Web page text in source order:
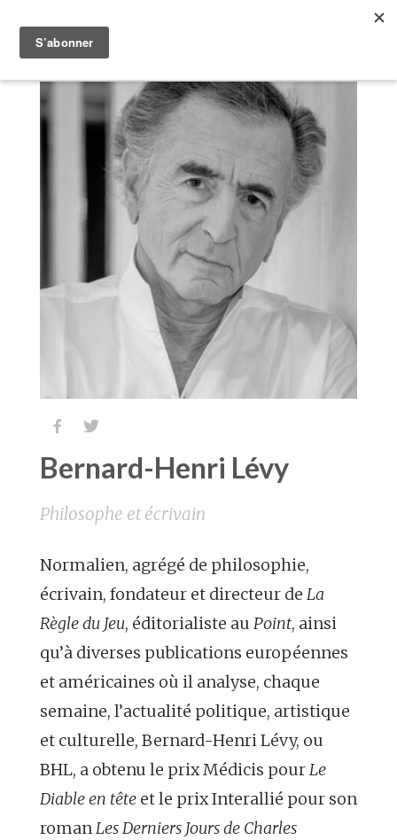
 
Bernard-Henri Lévy
Philosophe et écrivain
Normalien, agrégé de philosophie,
écrivain, fondateur et directeur de La
Règle du Jeu, éditorialiste au Point, ainsi
qu’à diverses publications européennes
et américaines où il analyse, chaque
semaine, l’actualité politique, artistique
et culturelle, Bernard-Henri Lévy, ou
BHL, a obtenu le prix Médicis pourLe
Diable en tête et le prix Interallié pour son
romanLes Derniers Jours de Charles